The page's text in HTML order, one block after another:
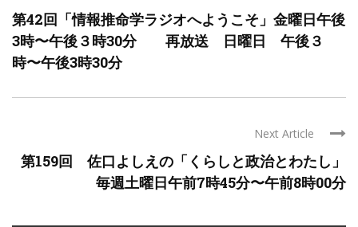
第42回「情報推命学ラジオへようこそ」金曜日午後
3時〜午後３時30分 再放送 日曜日 午後３
時〜午後3時30分
Next Article
第159回 佐口よしえの「くらしと政治とわたし」
毎週土曜日午前7時45分〜午前8時00分